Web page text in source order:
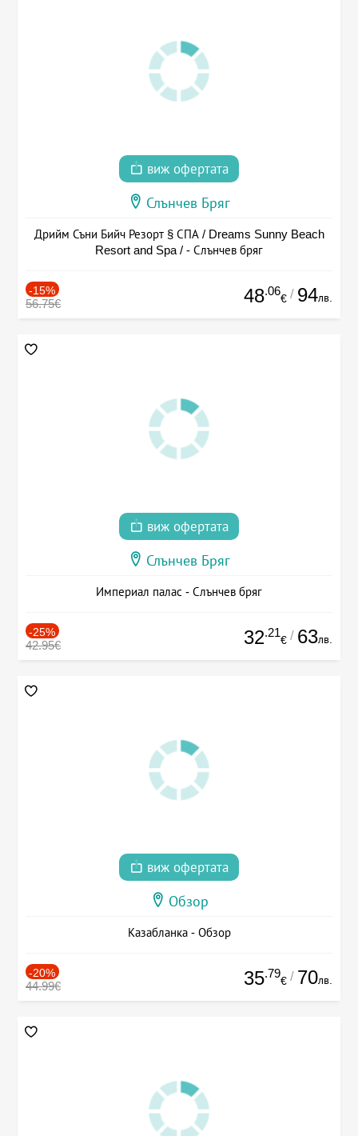
виж офертата
Слънчев Бряг
Дрийм Съни Бийч Резорт § СПА / Dreams Sunny Beach
Resort and Spa / - Слънчев бряг
-15%
56.75€ 48.06
€ / 94лв.
виж офертата
Слънчев Бряг
Империал палас - Слънчев бряг
-25%
42.95€ 32.21
€ / 63лв.
виж офертата
Обзор
Казабланка - Обзор
-20%
44.99€ 35.79
€ / 70лв.